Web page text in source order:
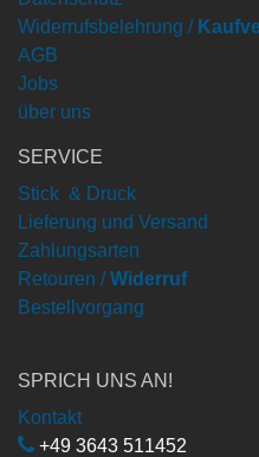
Widerrufsbelehrung /
AGB
Jobs
über uns
SERVICE
Stick & Druck
Lieferung und Versand
Zahlungsarten
Retouren / Widerruf
Bestellvorgang
SPRICH UNS AN!
Kontakt
+49 3643 511452